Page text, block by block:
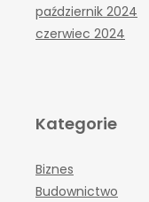
październik 2024
czerwiec 2024
Kategorie
Biznes
Budownictwo